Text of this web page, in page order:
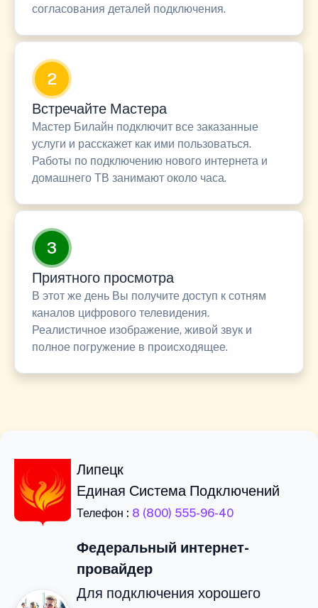
согласования деталей подключения.
2
Встречайте Мастера
Мастер Билайн подключит все заказанные
услуги и расскажет как ими пользоваться.
Работы по подключению нового интернета и
домашнего ТВ занимают около часа.
3
Приятного просмотра
В этот же день Вы получите доступ к сотням
каналов цифрового телевидения.
Реалистичное изображение, живой звук и
полное погружение в происходящее.
Липецк
Единая Система Подключений
Телефон : 8 (800) 555-96-40
Федеральный интернет-
провайдер
Для подключения хорошего